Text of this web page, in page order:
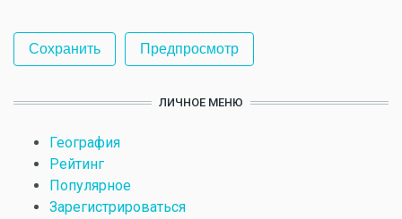
ЛИЧНОЕ МЕНЮ
География
Рейтинг
Популярное
Зарегистрироваться